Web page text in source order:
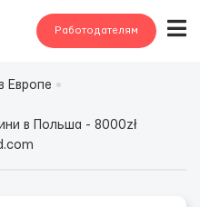
Работодателям
Европе
в Польша - 8000zł